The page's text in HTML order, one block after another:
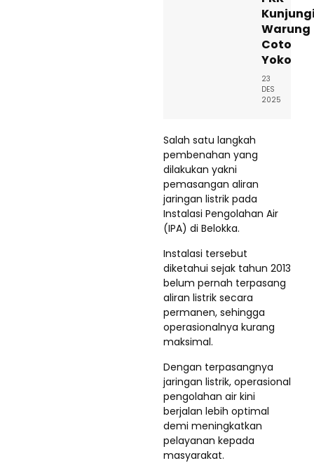
Warung
Coto
Yoko
23
DES
2025
Salah satu langkah
pembenahan yang
dilakukan yakni
pemasangan aliran
jaringan listrik pada
Instalasi Pengolahan Air
(IPA) di Belokka.
Instalasi tersebut
diketahui sejak tahun 2013
belum pernah terpasang
aliran listrik secara
permanen, sehingga
operasionalnya kurang
maksimal.
Dengan terpasangnya
jaringan listrik, operasional
pengolahan air kini
berjalan lebih optimal
demi meningkatkan
pelayanan kepada
masyarakat.